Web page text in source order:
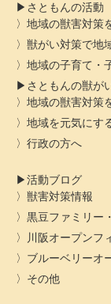
さともんの活動
地域の獣害対策
獣がい対策で地
地域の子育て・
さともんの獣が
地域の獣害対策
地域を元気にす
行政の方へ
活動ブログ
獣害対策情報
黒豆ファミリー
川阪オープンフ
ブルーベリーオ
その他